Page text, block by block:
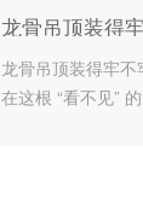
龙骨吊顶装得牢
在这根 “看不见”